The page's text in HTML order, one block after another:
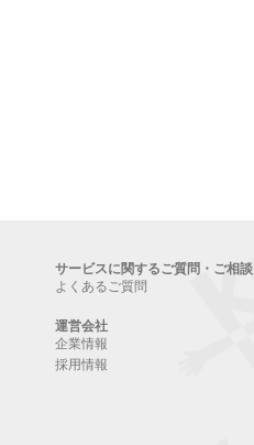
サービスに関するご質問・ご相談
よくあるご質問
運営会社
企業情報
採用情報